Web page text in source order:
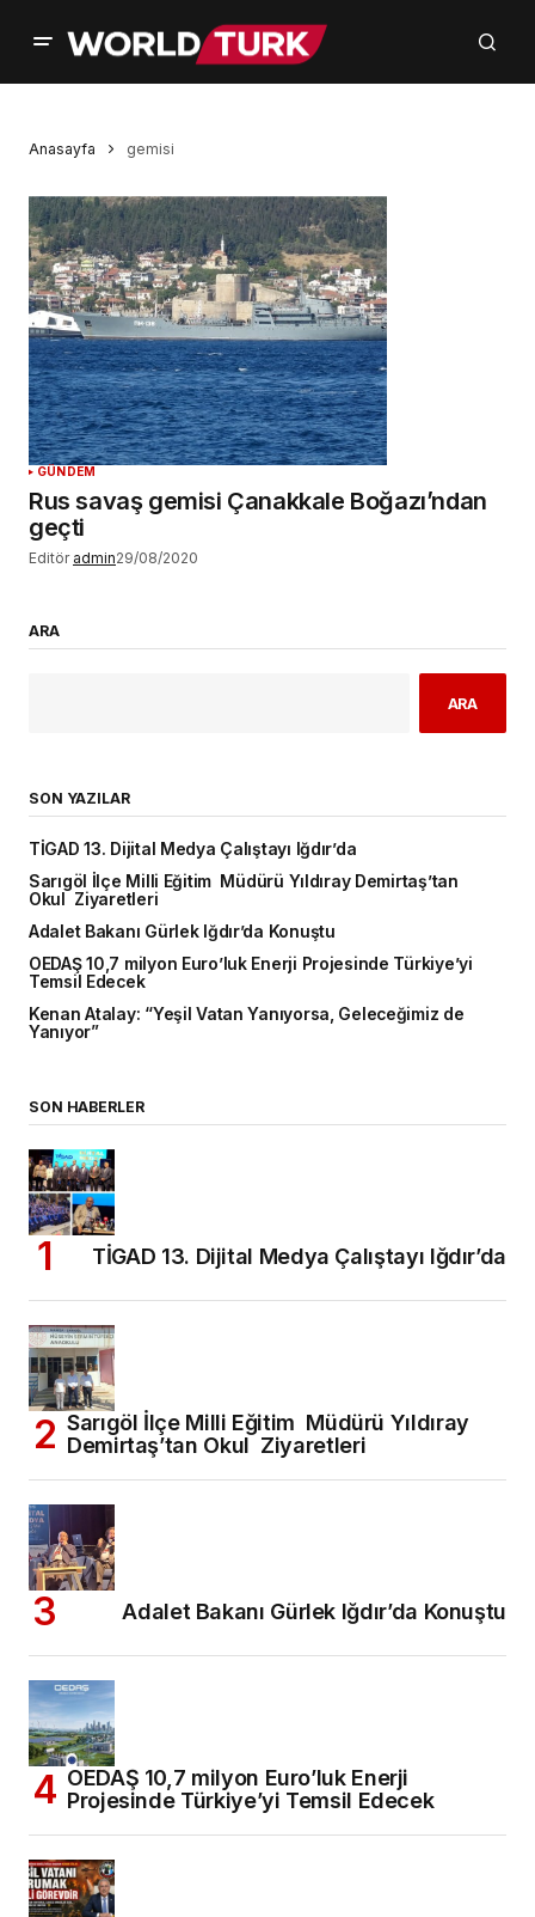
Anasayfa gemisi
GÜNDEM
Rus savaş gemisi Çanakkale Boğazı’ndan
geçti
Editör admin29/08/2020
ARA
ARA
SON YAZILAR
TİGAD 13. Dijital Medya Çalıştayı Iğdır’da
Sarıgöl İlçe Milli Eğitim Müdürü Yıldıray Demirtaş’tan
Okul Ziyaretleri
Adalet Bakanı Gürlek Iğdır’da Konuştu
OEDAŞ 10,7 milyon Euro’luk Enerji Projesinde Türkiye’yi
Temsil Edecek
Kenan Atalay: “Yeşil Vatan Yanıyorsa, Geleceğimiz de
Yanıyor”
SON HABERLER
TİGAD 13. Dijital Medya Çalıştayı Iğdır’da
Sarıgöl İlçe Milli Eğitim Müdürü Yıldıray
Demirtaş’tan Okul Ziyaretleri
Adalet Bakanı Gürlek Iğdır’da Konuştu
OEDAŞ 10,7 milyon Euro’luk Enerji
Projesinde Türkiye’yi Temsil Edecek